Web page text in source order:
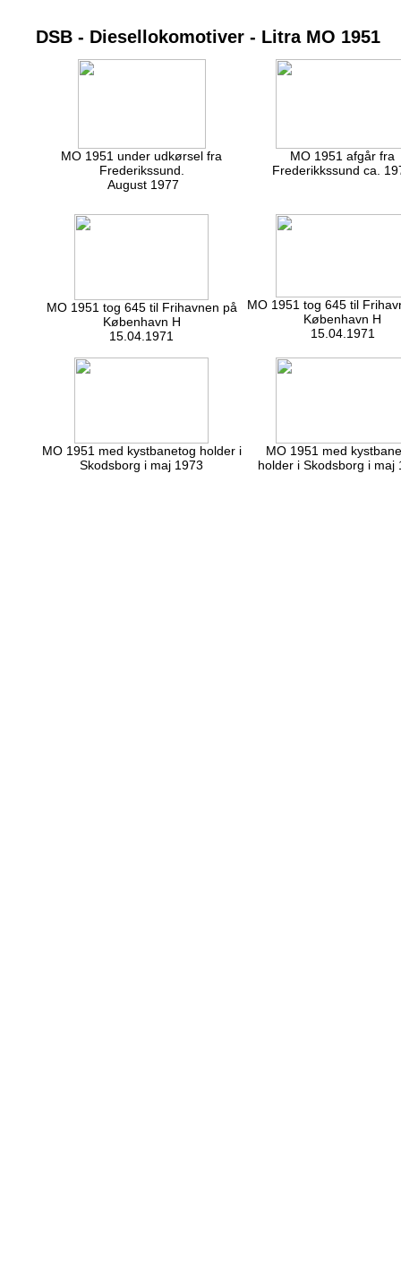
DSB - Diesellokomotiver - Litra MO 1951
MO 1951 under udkørsel fra
Frederikssund.
August 1977
MO 1951 afgår fra
Frederikkssund ca.
MO 1951 tog 645 til Frihavnen på
København H
15.04.1971
MO 1951 tog 645 til
København H
15.04.1971
MO 1951 med kystbanetog holder i
Skodsborg i maj 1973
MO 1951 med
holder i Skodsborg i maj